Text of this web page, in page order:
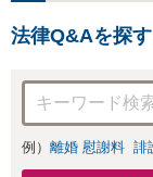
法律Q&Aを探す
例） 離婚 慰謝料 誹